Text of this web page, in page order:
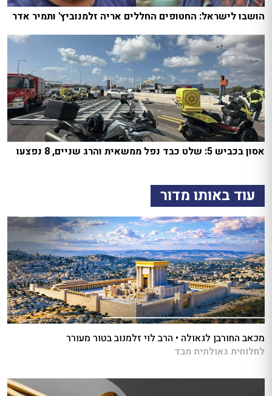
הושבו לישראל: החטופים החללים אריה זלמנוביץ' ותמיר אדר
אסון בכביש 5: שלט כבד נפל ממשאית והרג שניים, 8 נפצעו
עוד באותו מדור
מכאב החורבן לגאולה • הרב לוי זלמנוב בטור מעורר
לחלוחית גאולתית חבד